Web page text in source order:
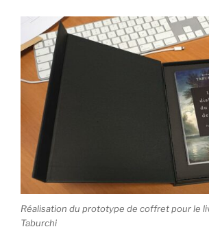
Réalisation du prototype de coffret pour le
Taburchi